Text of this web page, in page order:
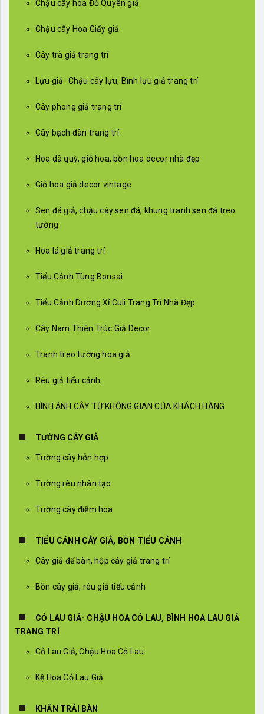
Chậu cây hoa Đỗ Quyên giả
Chậu cây Hoa Giấy giả
Cây trà giả trang trí
Lựu giả- Chậu cây lựu, Bình lựu giả trang trí
Cây phong giả trang trí
Cây bạch đàn trang trí
Hoa dã quỳ, giỏ hoa, bồn hoa decor nhà đẹp
Giỏ hoa giả decor vintage
Sen đá giả, chậu cây sen đá, khung tranh sen đá treo
tường
Hoa lá giả trang trí
Tiểu Cảnh Tùng Bonsai
Tiểu Cảnh Dương Xỉ Culi Trang Trí Nhà Đẹp
Cây Nam Thiên Trúc Giả Decor
Tranh treo tường hoa giả
Rêu giả tiểu cảnh
HÌNH ẢNH CÂY TỪ KHÔNG GIAN CỦA KHÁCH HÀNG
TƯỜNG CÂY GIẢ
Tường cây hỗn hợp
Tường rêu nhân tạo
Tường cây điểm hoa
TIỂU CẢNH CÂY GIẢ, BỒN TIỂU CẢNH
Cây giả để bàn, hộp cây giả trang trí
Bồn cây giả, rêu giả tiểu cảnh
CỎ LAU GIẢ- CHẬU HOA CỎ LAU, BÌNH HOA LAU GIẢ
TRANG TRÍ
Cỏ Lau Giả, Chậu Hoa Cỏ Lau
Kệ Hoa Cỏ Lau Giả
KHĂN TRẢI BÀN